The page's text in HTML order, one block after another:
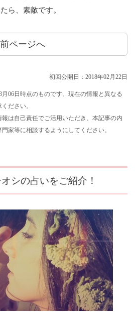
ら、素敵です。
前ページへ
初回公開日：2018年02月22日
06日時点のものです。現在の情報と異なる
ださい。
は自己責任でご活用いただき、本記事の内
家等に相談するようにしてください。
シの占いをご紹介！